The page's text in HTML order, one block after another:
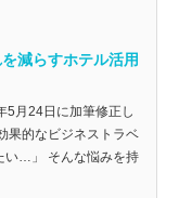
減らすホテル活用
月24日に加筆修正し
果的なビジネストラベ
い…」 そんな悩みを持